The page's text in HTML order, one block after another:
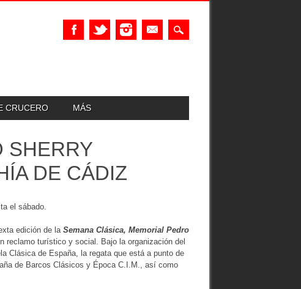
CRUCERO MÁS
SHERRY
DE CÁDIZ
el sábado.
edición de la Semana Clásica, Memorial Pedro
reclamo turístico y social. Bajo la organización del
Clásica de España, la regata que está a punto de
de Barcos Clásicos y Época C.I.M., así como